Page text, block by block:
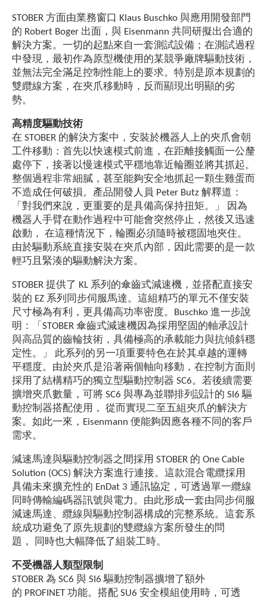
STOBER 方面由業務窗口 Klaus Buschko 與應用開發部門
的 Robert Boger 出面，與 Eisenmann 共同研擬出合適的
解決方案。一切的起點來自一套測試設備；在測試過程
中發現，最初作為原型機使用的某競爭廠牌驅動技術，
並無法完全滿足控制性能上的要求。特別是原本規劃的
雙纜線方案，在夾爪移動時，反而顯現出明顯的劣
勢。
高精度驅動技術
在 STOBER 的解決方案中，安裝於機器人上的夾爪會朝
工件移動：首先以快速模式前進，在距離接觸面一公釐
處停下，接著以慢速模式平穩地靠近輪圈並將其抓起。
整個過程非常細膩，甚至能夠安全地抓起一顆生雞蛋而
不造成任何破損。產品開發人員 Peter Butz 解釋道：
「對我們來說，更重要的是具備高保持扭矩。」 因為
機器人手臂在動作過程中可能會突然停止，然後又迅速
啟動， 在這種情況下，輪圈必須隨時被穩固地夾住。
由於驅動系統直接安裝在夾爪內部，因此需要的是一款
輕巧且緊湊的驅動解決方案。
STOBER 提供了 KL 系列的傘齒式減速機，並搭配直接安
裝的 EZ 系列同步伺服馬達。這組精巧的單元不僅安裝
尺寸極為有利，更具備高功率密度。Buschko 進一步說
明：「STOBER 傘齒式減速機因為採用堅固的軸承設計
與高品質的齒輪技術，具備極高的承載能力與抗傾斜穩
定性。」 此系列的另一項重要特色在於其卓越的運轉
平穩度。由於夾爪是沿著兩個軸向移動，在控制方面則
採用了結構精巧的獨立型驅動控制器 SC6。若後續需要
擴增夾爪數量，可將 SC6 與專為並聯排列設計的 SI6 驅
動控制器搭配使用， 從而實現二至五組夾爪的解決方
案。如此一來，Eisenmann 便能夠因應各種不同的客戶
需求。
減速馬達與驅動控制器之間採用 STOBER 的 One Cable
Solution (OCS) 解決方案進行連接。這款混合電纜採用
具備未來擴充性的 EnDat 3 通訊協定，可透過單一纜線
同時傳輸編碼器訊號與電力。由此形成一套由同步伺服
減速馬達、纜線與驅動控制器構成的完整系統。這套系
統成功避免了原先規劃的雙纜線方案所發生的問
題， 同時也大幅降低了組裝工時。
不受機器人類型限制
STOBER 為 SC6 與 SI6 驅動控制器擴增了額外
的 PROFINET 功能。搭配 SU6 安全模組使用時，可透